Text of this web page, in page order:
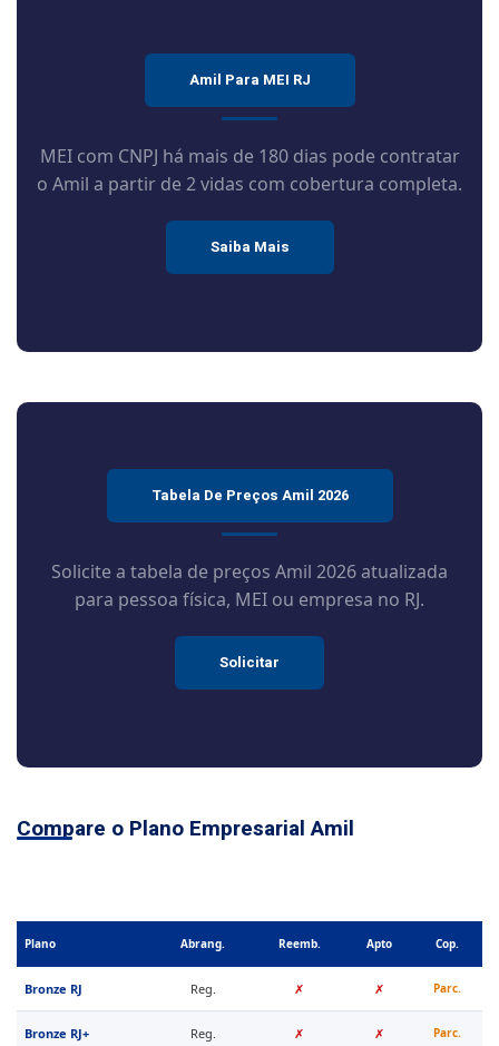
Amil Para MEI RJ
MEI com CNPJ há mais de 180 dias pode contratar
o Amil a partir de 2 vidas com cobertura completa.
Saiba Mais
Tabela De Preços Amil 2026
Solicite a tabela de preços Amil 2026 atualizada
para pessoa física, MEI ou empresa no RJ.
Solicitar
Compare o Plano Empresarial Amil
Plano Abrang. Reemb. Apto Cop.
Bronze RJ Reg. ✗ ✗ Parc.
Bronze RJ+ Reg. ✗ ✗ Parc.